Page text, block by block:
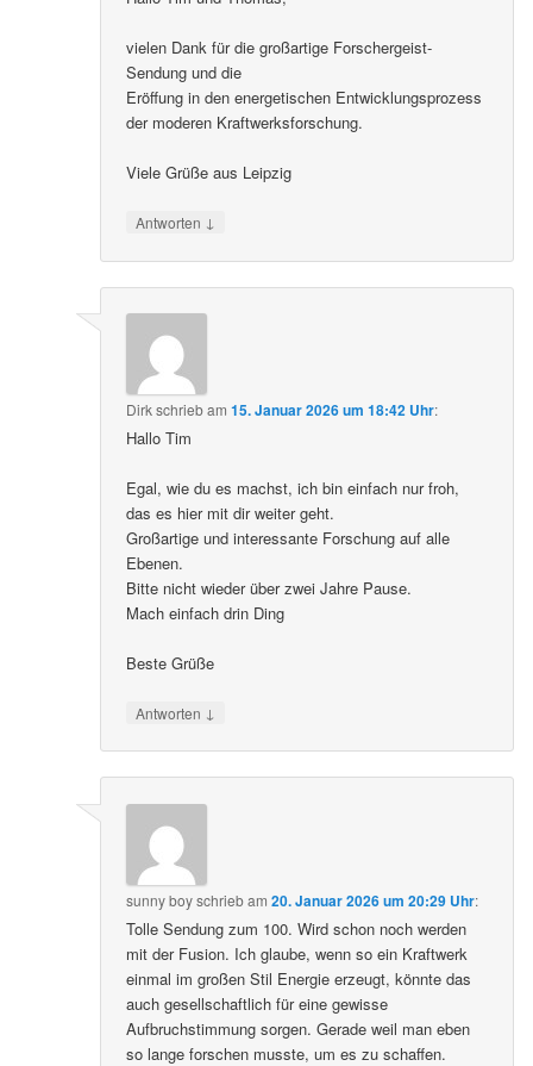
vielen Dank für die großartige Forschergeist-
Sendung und die
Eröffung in den energetischen Entwicklungsprozess
der moderen Kraftwerksforschung.
Viele Grüße aus Leipzig
Antworten ↓
Dirkschriebam15. Januar 2026 um 18:42 Uhr:
Hallo Tim
Egal, wie du es machst, ich bin einfach nur froh,
das es hier mit dir weiter geht.
Großartige und interessante Forschung auf alle
Ebenen.
Bitte nicht wieder über zwei Jahre Pause.
Mach einfach drin Ding
Beste Grüße
Antworten ↓
sunny boyschriebam20. Januar 2026 um 20:29 Uhr:
Tolle Sendung zum 100. Wird schon noch werden
mit der Fusion. Ich glaube, wenn so ein Kraftwerk
einmal im großen Stil Energie erzeugt, könnte das
auch gesellschaftlich für eine gewisse
Aufbruchstimmung sorgen. Gerade weil man eben
so lange forschen musste, um es zu schaffen.